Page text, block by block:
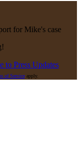
for Mike's case
to Press Updates
of Service apply.